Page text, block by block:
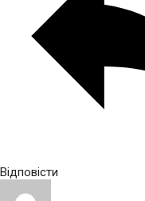
Відповісти